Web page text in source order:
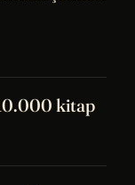
kitap